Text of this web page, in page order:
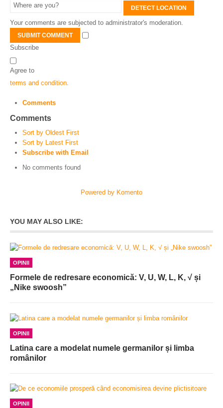
DETECT LOCATION
Your comments are subjected to administrator's moderation.
SUBMIT COMMENT
Subscribe
Agree to
terms and condition
Comments
Comments
Sort by Oldest First
Sort by Latest First
Subscribe with Email
No comments found
Powered by Komento
YOU MAY ALSO LIKE:
OPINII
Formele de redresare economică: V, U, W, L, K, √ și
„Nike swoosh”
OPINII
Latina care a modelat numele germanilor și limba
românilor
OPINII